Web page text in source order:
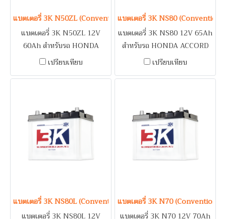
แบตเตอรี่ 3K N50ZL (Conventional Type) 12V 60Ah
แบตเตอรี่ 3K N50ZL 12V
60Ah สำหรับรถ HONDA
ACCORD (93-02) / NISSAN
เปรียบเทียบ
แบตเตอรี่ 3K NS80
แบตเตอรี่ 3K NS80 12V 65Ah
สำหรับรถ HONDA ACCORD
(89-93) / NISSAN CEFIRO
เปรียบเทียบ
แบตเตอรี่ 3K NS80L (Conventional Type) 12V 65Ah
แบตเตอรี่ 3K NS80L 12V
แบตเตอรี่ 3K N70 (Conventional
แบตเตอรี่ 3K N70 12V 70Ah